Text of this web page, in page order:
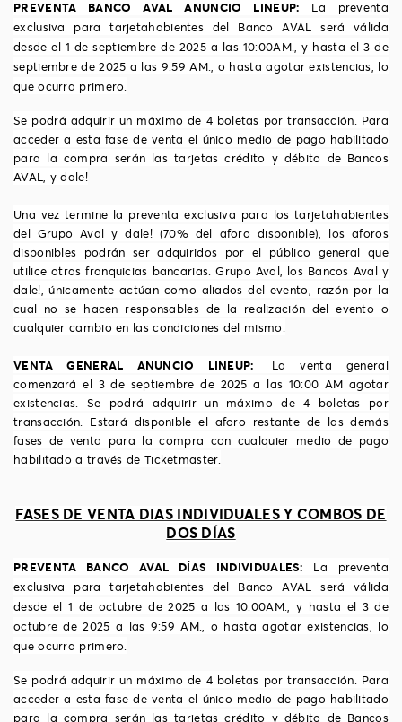
PREVENTA BANCO AVALANUNCIO LINEUP: La preventa
exclusiva para tarjetahabientes del Banco AVAL será válida
desde el 1 de septiembre de 2025 a las 10:00AM., y hasta el 3 de
septiembre de 2025 a las 9:59 AM., o hasta agotar existencias, lo
que ocurra primero.
Se podrá adquirir un máximo de 4 boletas por transacción. Para
acceder a esta fase de venta el único medio de pago habilitado
para la compra serán las tarjetas crédito y débito de Bancos
AVAL, y dale!
Una vez termine la preventa exclusiva para los tarjetahabientes
del Grupo Aval y dale! (70% del aforo disponible), los aforos
disponibles podrán ser adquiridos por el público general que
utilice otras franquicias bancarias. Grupo Aval, los Bancos Aval y
dale!, únicamente actúan como aliados del evento, razón por la
cual no se hacen responsables de la realización del evento o
cualquier cambio en las condiciones del mismo.
VENTA GENERAL ANUNCIO LINEUP:
La venta general
comenzará el 3 de septiembre de 2025 a las 10:00 AM agotar
existencias. Se podrá adquirir un máximo de 4 boletas por
transacción. Estará disponible el aforo restante de las demás
fases de venta para la compra con cualquier medio de pago
habilitado a través de Ticketmaster.
FASES DE VENTA DIAS INDIVIDUALES Y COMBOS DE
DOS DÍAS
PREVENTA BANCO AVAL DÍAS INDIVIDUALES: La preventa
exclusiva para tarjetahabientes del Banco AVAL será válida
desde el 1 de octubre de 2025 a las 10:00AM., y hasta el 3 de
octubre de 2025 a las 9:59 AM., o hasta agotar existencias, lo
que ocurra primero.
Se podrá adquirir un máximo de 4 boletas por transacción. Para
acceder a esta fase de venta el único medio de pago habilitado
para la compra serán las tarjetas crédito y débito de Bancos